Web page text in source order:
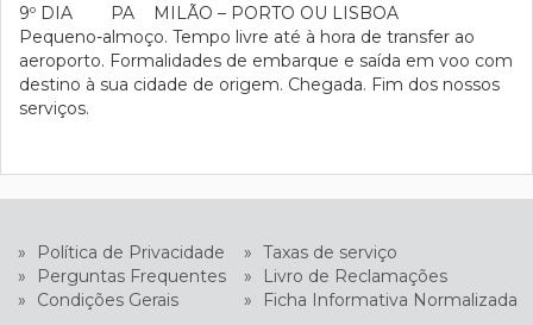
9º DIA PA MILÃO – PORTO OU LISBOA
Pequeno-almoço. Tempo livre até à hora de transfer ao
aeroporto. Formalidades de embarque e saída em voo com
destino à sua cidade de origem. Chegada. Fim dos nossos
serviços.
» Política de Privacidade » Taxas de serviço
»
Perguntas Frequentes »
Livro de Reclamações
»
Condições Gerais » Ficha Informativa Normalizada